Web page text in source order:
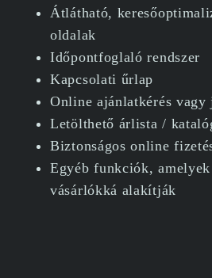
Átlátható,
oldalak
Időpontfoglaló rendszer
Kapcsolati űrlap
Online ajánlatkérés vagy
Letölthető árlista /
Biztonságos online
Egyéb funkciók,
vásárlókká alakítják